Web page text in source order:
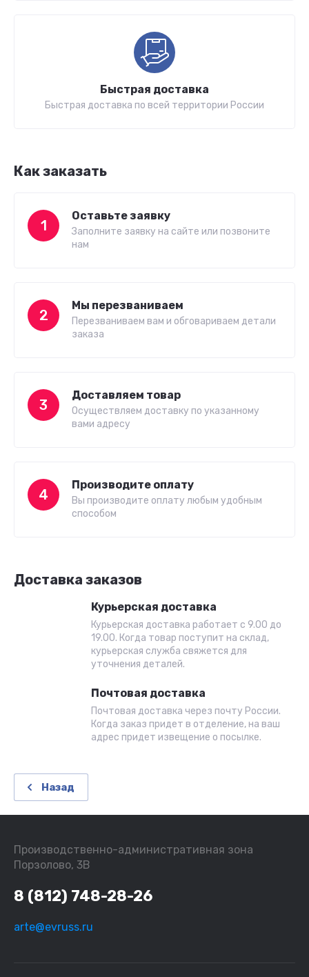
Быстрая доставка
Быстрая доставка по всей территории России
Как заказать
1
Оставьте заявку
Заполните заявку на сайте или позвоните
нам
2
Мы перезваниваем
Перезваниваем вам и обговариваем детали
заказа
3
Доставляем товар
Осуществляем доставку по указанному
вами адресу
4
Производите оплату
Вы производите оплату любым удобным
способом
Доставка заказов
Курьерская доставка
Курьерская доставка работает с 9.00 до
19.00. Когда товар поступит на склад,
курьерская служба свяжется для
уточнения деталей.
Почтовая доставка
Почтовая доставка через почту России.
Когда заказ придет в отделение, на ваш
адрес придет извещение о посылке.
Назад
Производственно-административная зона
Порзолово, 3В
8 (812) 748-28-26
arte@evruss.ru